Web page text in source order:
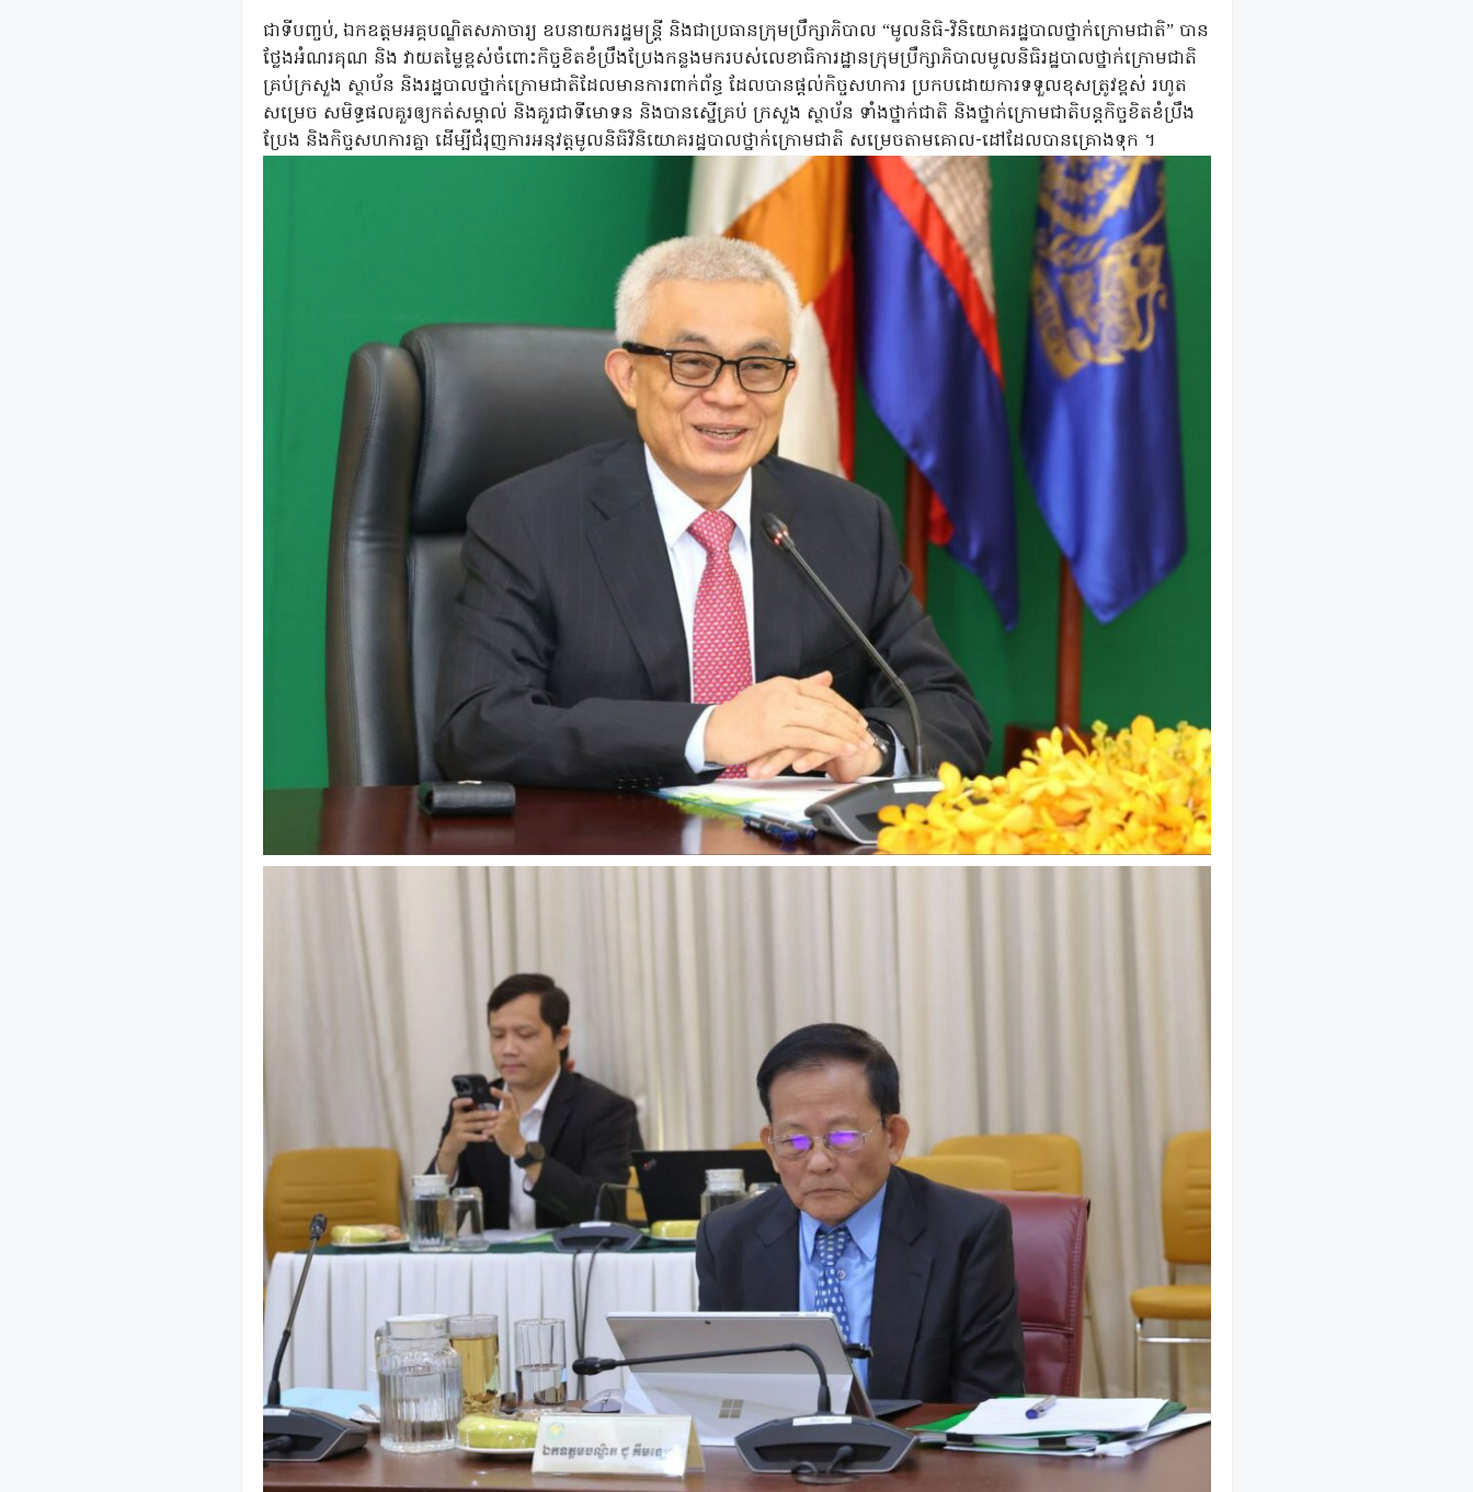
ជាទីបញ្ចប់, ឯកឧត្ដម​អគ្គបណ្ឌិតសភាចារ្យ​ ឧបនាយករដ្ឋមន្ត្រី និងជាប្រធានក្រុមប្រឹក្សាភិបាល “មូលនិធិ-វិនិយោគរដ្ឋបាលថ្នាក់ក្រោមជាតិ” បាន
ថ្លែងអំណរគុណ និង វាយតម្លៃខ្ពស់​ចំពោះ​កិច្ចខិតខំប្រឹងប្រែងកន្លងមករបស់លេខាធិការដ្ឋានក្រុមប្រឹក្សាភិបាលមូលនិធិរដ្ឋបាលថ្នាក់ក្រោមជាតិ
គ្រប់ក្រសួង ស្ថាប័ន និងរដ្ឋបាលថ្នាក់ក្រោមជាតិដែលមានការពាក់ព័ន្ធ ដែលបានផ្តល់កិច្ចសហការ ប្រកបដោយការទទួលខុស​ត្រូវខ្ពស់ រហូត
សម្រេច សមិទ្ធផលគួរឲ្យកត់សម្គាល់ និងគួរជាទីមោទន និងបានស្នើគ្រប់ ក្រសួង ស្ថាប័ន ទាំងថ្នាក់ជាតិ និងថ្នាក់ក្រោមជាតិបន្តកិច្ចខិតខំប្រឹង
ប្រែង និងកិច្ចសហការគ្នា ដើម្បីជំរុញការអនុវត្តមូលនិធិវិនិយោគរដ្ឋបាលថ្នាក់ក្រោមជាតិ សម្រេច​តាម​គោល-ដៅ​ដែលបាន​គ្រោងទុក ​។